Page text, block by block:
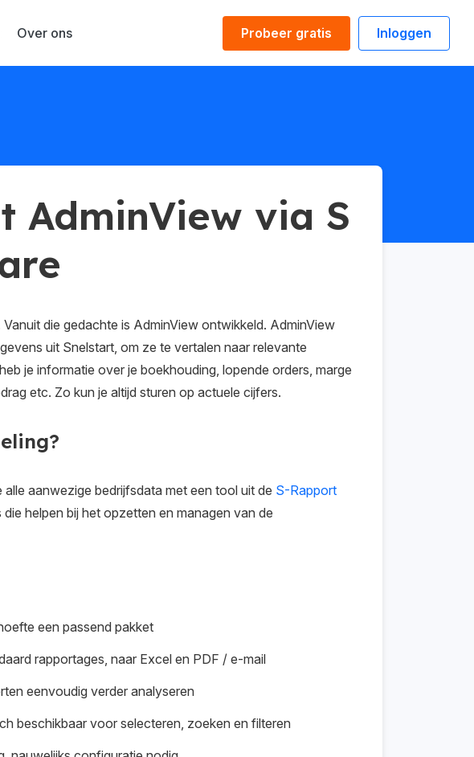
Probeer gratis Inloggen
Over ons
AdminView via S
die gedachte is AdminView ontwikkeld. AdminView
uit Snelstart, om ze te vertalen naar relevante
je informatie over je boekhouding, lopende orders, marge
etc. Zo kun je altijd sturen op actuele cijfers.
aanwezige bedrijfsdata met een tool uit de S-Rapport
helpen bij het opzetten en managen van de
een passend pakket
rapportages, naar Excel en PDF / e-mail
eenvoudig verder analyseren
beschikbaar voor selecteren, zoeken en filteren